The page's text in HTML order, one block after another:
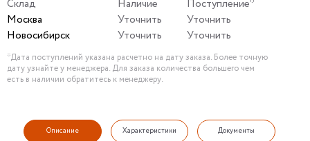
Склад Наличие
Поступление*
Москва
Уточнить
Уточнить
Новосибирск
Уточнить Уточнить
*Дата поступлений указана расчетно на дату заказа. Более точную
дату узнайте у менеджера. Для заказа количества большего чем
есть в наличии обратитесь к менеджеру.
Описание Характеристики Документы